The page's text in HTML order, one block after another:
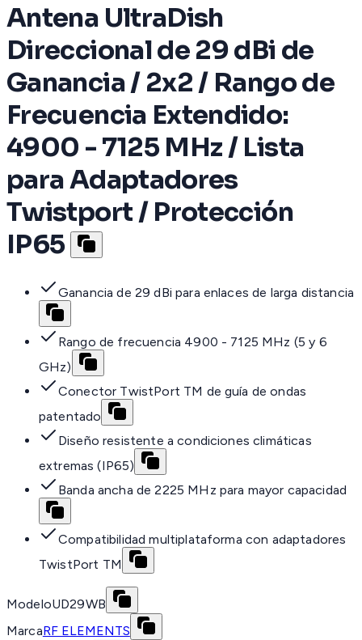
Antena UltraDish
Direccional de 29 dBi de
Ganancia / 2x2 / Rango de
Frecuencia Extendido:
4900 - 7125 MHz / Lista
para Adaptadores
Twistport / Protección
IP65
Ganancia de 29 dBi para enlaces de larga distancia
Rango de frecuencia 4900 - 7125 MHz (5 y 6
GHz)
Conector TwistPort TM de guía de ondas
patentado
Diseño resistente a condiciones climáticas
extremas (IP65)
Banda ancha de 2225 MHz para mayor capacidad
Compatibilidad multiplataforma con adaptadores
TwistPort TM
ModeloUD29WB
MarcaRF ELEMENTS